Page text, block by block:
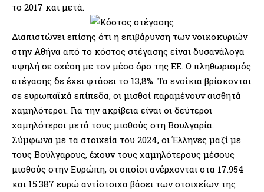
το 2017 και μετά.
Διαπιστώνει επίσης ότι η επιβάρυνση των νοικοκυριών
στην Αθήνα από το κόστος στέγασης είναι δυσανάλογα
υψηλή σε σχέση με τον μέσο όρο της ΕΕ. Ο πληθωρισμός
στέγασης δε έχει φτάσει το 13,8%. Τα ενοίκια βρίσκονται
σε ευρωπαϊκά επίπεδα, οι μισθοί παραμένουν αισθητά
χαμηλότεροι. Για την ακρίβεια είναι οι δεύτεροι
χαμηλότεροι μετά τους μισθούς στη Βουλγαρία.
Σύμφωνα με τα στοιχεία του 2024, οι Έλληνες μαζί με
τους Βούλγαρους, έχουν τους χαμηλότερους μέσους
μισθούς στην Ευρώπη, οι οποίοι ανέρχονται στα 17.954
και 15.387 ευρώ αντίστοιχα βάσει των στοιχείων της